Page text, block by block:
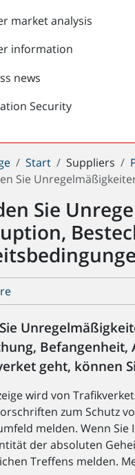
market analysis
information
news
Security
Start Suppliers
Sie
Sie
geht, können
wird von
zum Schutz
melden. Wenn
der absoluten
Treffens melden.